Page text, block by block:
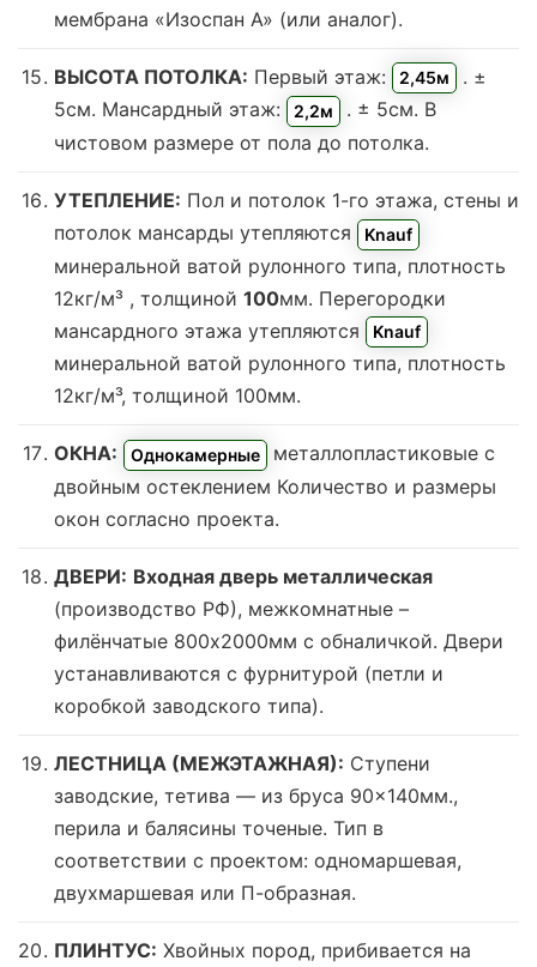
мембрана «Изоспан А» (или аналог).
ВЫСОТА ПОТОЛКА: Первый этаж: 2,45м
. ±
5см. Мансардный этаж:
2,2м
. ± 5см. В
чистовом размере от пола до потолка.
УТЕПЛЕНИЕ: Пол и потолок 1-го этажа, стены и
потолок мансарды утепляются
Knauf
минеральной ватой рулонного типа, плотность
12кг/м³ , толщиной 100мм. Перегородки
мансардного этажа утепляются
Knauf
минеральной ватой рулонного типа, плотность
12кг/м³, толщиной 100мм.
ОКНА: Однокамерные
металлопластиковые с
двойным остеклением Количество и размеры
окон согласно проекта.
ДВЕРИ: Входная дверь металлическая
(производство РФ), межкомнатные –
филёнчатые 800х2000мм с обналичкой. Двери
устанавливаются с фурнитурой (петли и
коробкой заводского типа).
ЛЕСТНИЦА (МЕЖЭТАЖНАЯ): Ступени
заводские, тетива — из бруса 90×140мм.,
перила и балясины точеные. Тип в
соответствии с проектом: одномаршевая,
двухмаршевая или П-образная.
ПЛИНТУС: Хвойных пород, прибивается на